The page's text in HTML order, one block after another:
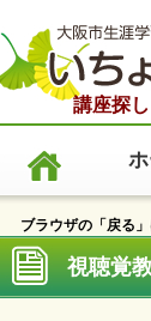
講座探
ブラウザの「戻る」
視聴覚